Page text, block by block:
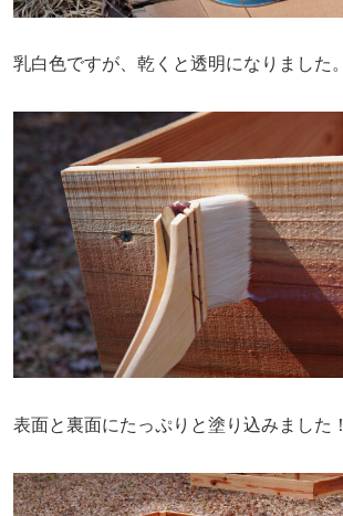
乳白色ですが、乾くと透明になりました。
表面と裏面にたっぷりと塗り込みました！